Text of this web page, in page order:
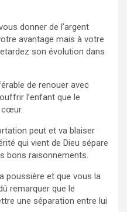
donner de l’argent
avantage mais à votre
son évolution dans
de renouer avec
l’enfant que le
cœur.
peut et va blaiser
qui vient de Dieu sépare
bons raisonnements.
poussière et que vous la
remarquer que le
une séparation entre lui